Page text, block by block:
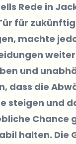
Rede in
für
machte
und
dass die
steigen und
Chance
halten. Die